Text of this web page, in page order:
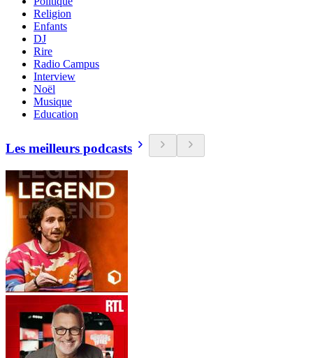
Religion
Enfants
DJ
Rire
Radio Campus
Interview
Noël
Musique
Education
Les meilleurs podcasts